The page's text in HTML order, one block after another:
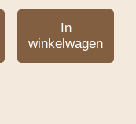
In
winkelwagen